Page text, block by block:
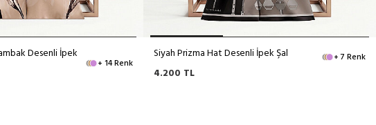
Desenli İpek
+ 14 Renk
Siyah Prizma Hat Desenli İpek Şal + 7 Renk
4.200 TL